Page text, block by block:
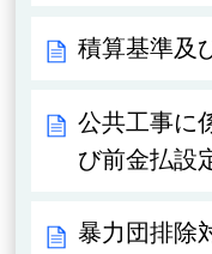
積算基準及
公共工事に
び前金払設
暴力団排除